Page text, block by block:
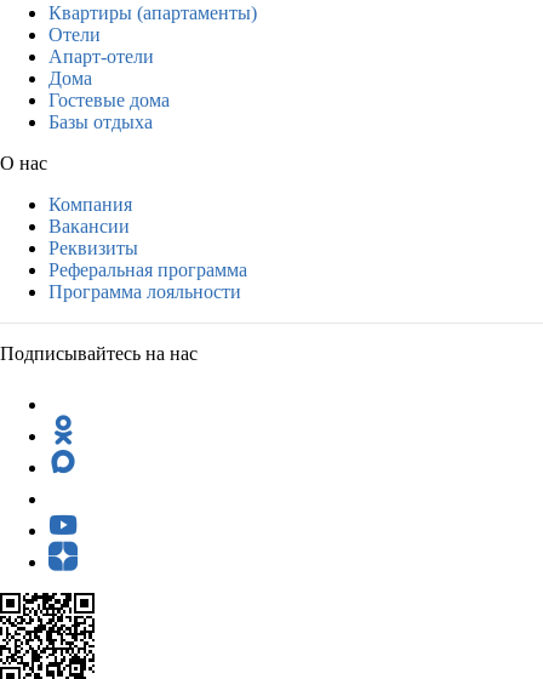
Квартиры (апартаменты)
Отели
Апарт-отели
Дома
Гостевые дома
Базы отдыха
О нас
Компания
Вакансии
Реквизиты
Реферальная программа
Программа лояльности
Подписывайтесь на нас